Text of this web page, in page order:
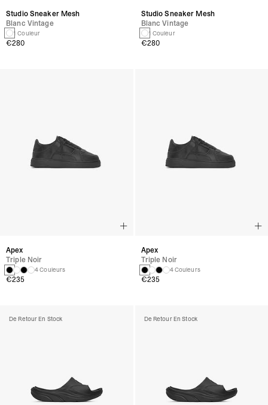
Studio Sneaker Mesh
Blanc Vintage
1 Couleur
€280
Apex
Triple Noir
4 Couleurs
€235
De Retour En Stock
Studio Sneaker Mesh
Blanc Vintage
1 Couleur
€280
Apex
Triple Noir
4 Couleurs
€235
De Retour En Stock